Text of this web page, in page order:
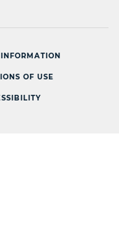
OF USE